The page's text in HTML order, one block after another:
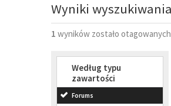
Wyniki wyszukiwania
1 wyników zostało
Według typu
zawartości
Forums